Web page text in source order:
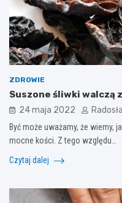
ZDROWIE
Suszone śliwki walczą
24 maja 2022
Być może uważamy, że wiemy,
mocne kości. Z tego względu…
Czytaj dalej